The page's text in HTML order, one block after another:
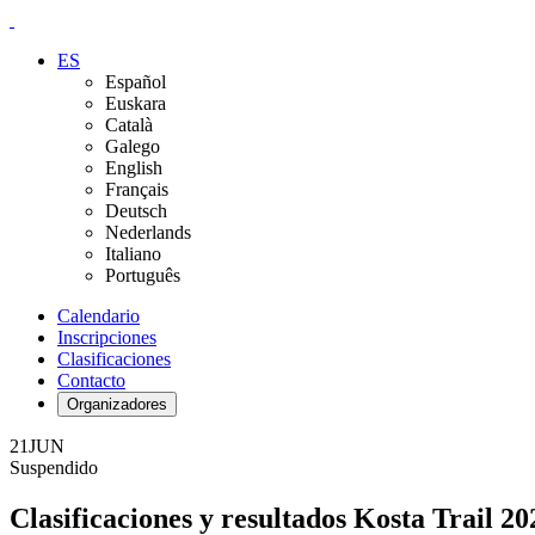
ES
Español
Euskara
Català
Galego
English
Français
Deutsch
Nederlands
Italiano
Português
Calendario
Inscripciones
Clasificaciones
Contacto
Organizadores
21JUN
Suspendido
Clasificaciones y resultados Kosta Trail